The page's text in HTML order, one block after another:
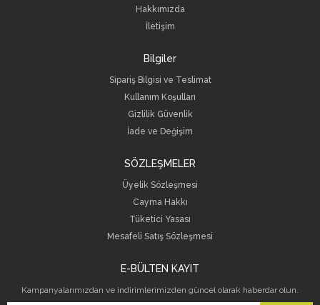
Hakkımızda
İletişim
Bilgiler
Sipariş Bilgisi ve Teslimat
Kullanım Koşulları
Gizlilik Güvenlik
İade ve Değişim
SÖZLEŞMELER
Üyelik Sözleşmesi
Cayma Hakkı
Tüketici Yasası
Mesafeli Satış Sözleşmesi
E-BÜLTEN KAYIT
Kampanyalarımızdan ve indirimlerimizden güncel olarak haberdar olun.